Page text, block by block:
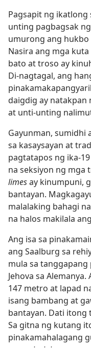
Pagsapit ng
unting pagbagsak
umurong ang hukbo
Nasira ang mga
bato at troso ay
Di-nagtagal, ang
daigdig ay natakpan
at unti-unting
Gayunman, sumidhi
sa kasaysayan at
pagtatapos ng ika-
na seksiyon ng mga
limesay kinumpuni,
bantayan.
malalaking bahagi
na halos makilala
Ang isa sa
ang Saalburg sa
mula sa tanggapang
Jehova sa
147 metro at lapad
isang bambang at
bantayan. Dati itong
Sa gitna ng kutang
pinakamahalagang